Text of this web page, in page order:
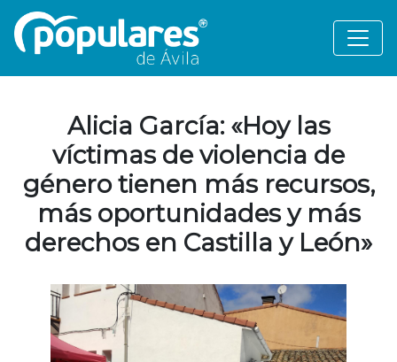
Alicia García: «Hoy las
víctimas de violencia de
género tienen más recursos,
más oportunidades y más
derechos en Castilla y León»